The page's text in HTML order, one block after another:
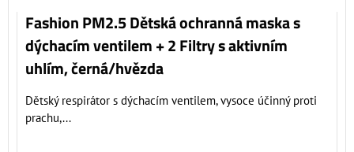
Fashion PM2.5 Dětská ochranná maska s
dýchacím ventilem + 2 Filtry s aktivním
uhlím, černá/hvězda
Dětský respirátor s dýchacím ventilem, vysoce účinný proti
prachu,...